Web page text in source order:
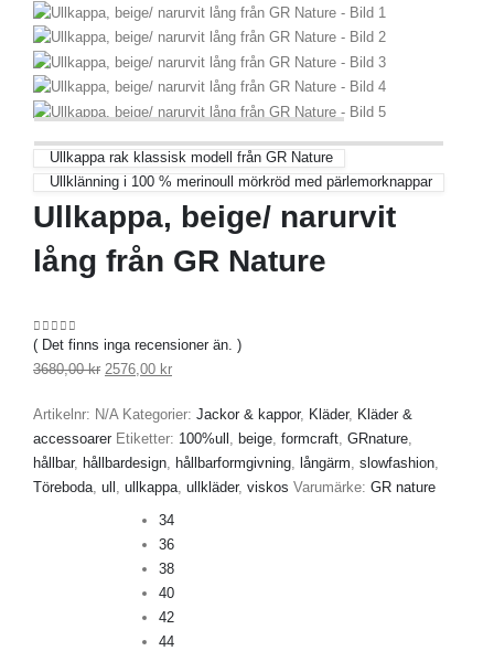
Ullkappa rak klassisk modell från GR Nature
Ullklänning i 100 % merinoull mörkröd med pärlemorknappar
Ullkappa, beige/ narurvit
lång från GR Nature
0 out of 5
( Det finns inga recensioner än. )
3680,00kr 2576,00 kr
Artikelnr: N/A Kategorier: Jackor & kappor, Kläder, Kläder &
accessoarer Etiketter: 100%ull beige formcraft GRnature
hållbar, hållbardesign hållbarformgivning långärm slowfashion
Töreboda ull ullkappa ullkläder, viskos Varumärke: GR nature
34
36
38
40
42
44